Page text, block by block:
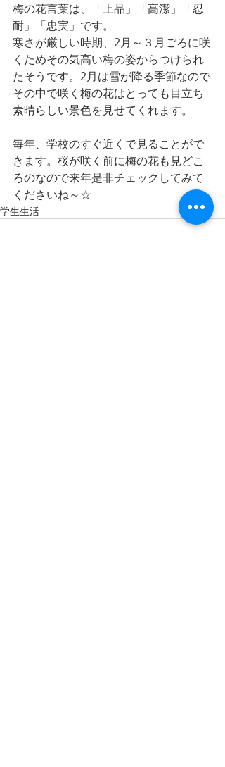
梅の花言葉は、「上品」「高潔」「忍
耐」「忠実」です。
寒さが厳しい時期、2月～３月ごろに咲
くためその気高い梅の姿からつけられ
たそうです。2月は雪が降る季節なので
その中で咲く梅の花はとっても目立ち
素晴らしい景色を見せてくれます。
毎年、学校のすぐ近くで見ることがで
きます。桜が咲く前に梅の花も見どこ
ろのなので来年是非チェックしてみて
くださいね～☆
学生生活